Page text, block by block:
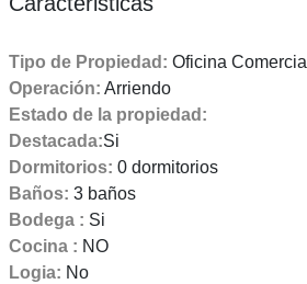
Tipo de Propiedad: Oficina Comercial
Operación: Arriendo
Estado de la propiedad:
Destacada:Si
Dormitorios: 0 dormitorios
Baños: 3 baños
Bodega : Si
Cocina : NO
Logia: No